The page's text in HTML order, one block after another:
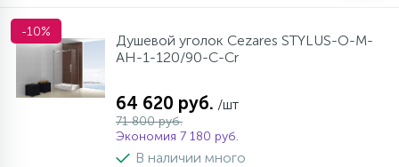
-10%
Душевой уголок Cezares STYLUS-O-M-
AH-1-120/90-C-Cr
64 620 руб. /шт
71 800 руб.
Экономия 7 180 руб.
В наличии много